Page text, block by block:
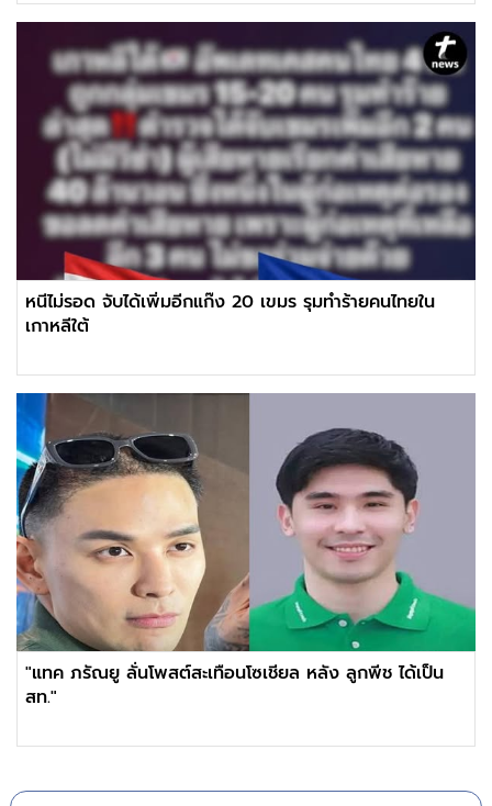
หนีไม่รอด จับได้เพิ่มอีกแก๊ง 20 เขมร รุมทำร้ายคนไทยใน
เกาหลีใต้
"แทค ภรัณยู ลั่นโพสต์สะเทือนโซเชียล หลัง ลูกพีช ได้เป็น
สท."